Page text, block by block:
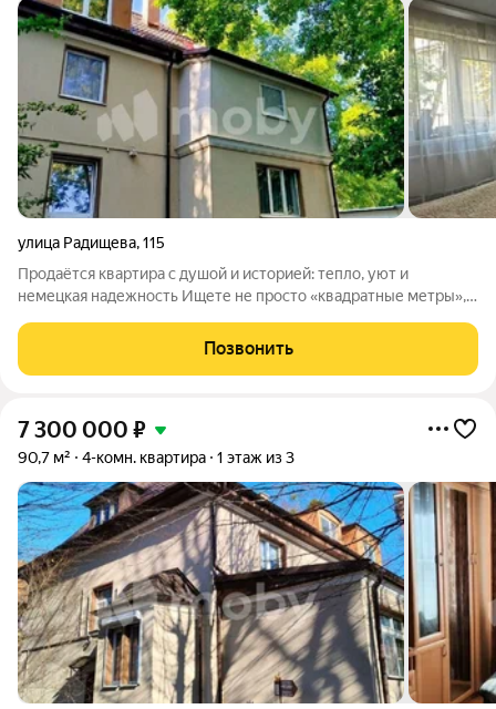
улица Радищева,115
Продаётся квартира с душой и историей: тепло, уют и
немецкая надежность Ищете не просто «квадратные метры», а
постройки, в престижном центральном
Позвонить
7 300 000 ₽
90,7 м² 4-комн. квартира 1 этаж из 3